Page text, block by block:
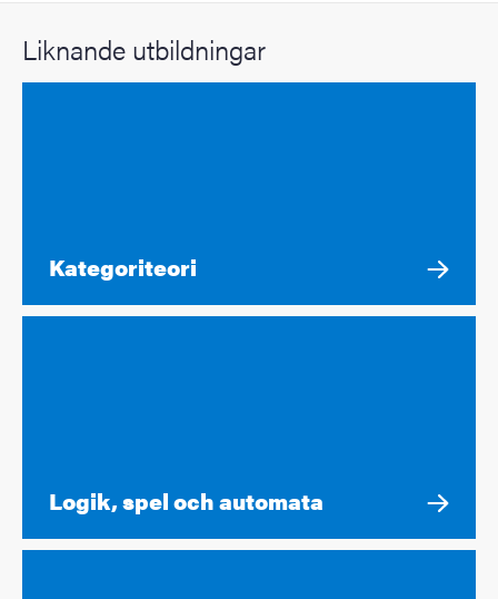
Liknande utbildningar
Kategoriteori
Logik, spel och automata